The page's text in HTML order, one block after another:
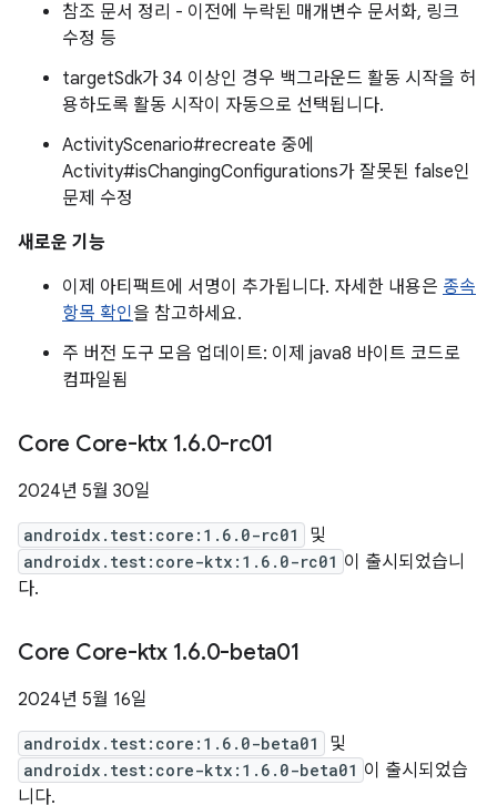
참조 문서 정리 - 이전에 누락된 매개변수 문서화, 링크
수정 등
targetSdk가 34 이상인 경우 백그라운드 활동 시작을 허
용하도록 활동 시작이 자동으로 선택됩니다.
ActivityScenario#recreate 중에
Activity#isChangingConfigurations가 잘못된 false인
문제 수정
새로운 기능
이제 아티팩트에 서명이 추가됩니다. 자세한 내용은 종속
항목 확인을 참고하세요.
주 버전 도구 모음 업데이트: 이제 java8 바이트 코드로
컴파일됨
Core Core-ktx 1.6.0-rc01
2024년 5월 30일
androidx.test:core:1.6.0-rc01 및
androidx.test:core-ktx:1.6.0-rc01 이 출시되었습니
다.
Core Core-ktx 1.6.0-beta01
2024년 5월 16일
androidx.test:core:1.6.0-beta01 및
androidx.test:core-ktx:1.6.0-beta01 이 출시되었습
니다.